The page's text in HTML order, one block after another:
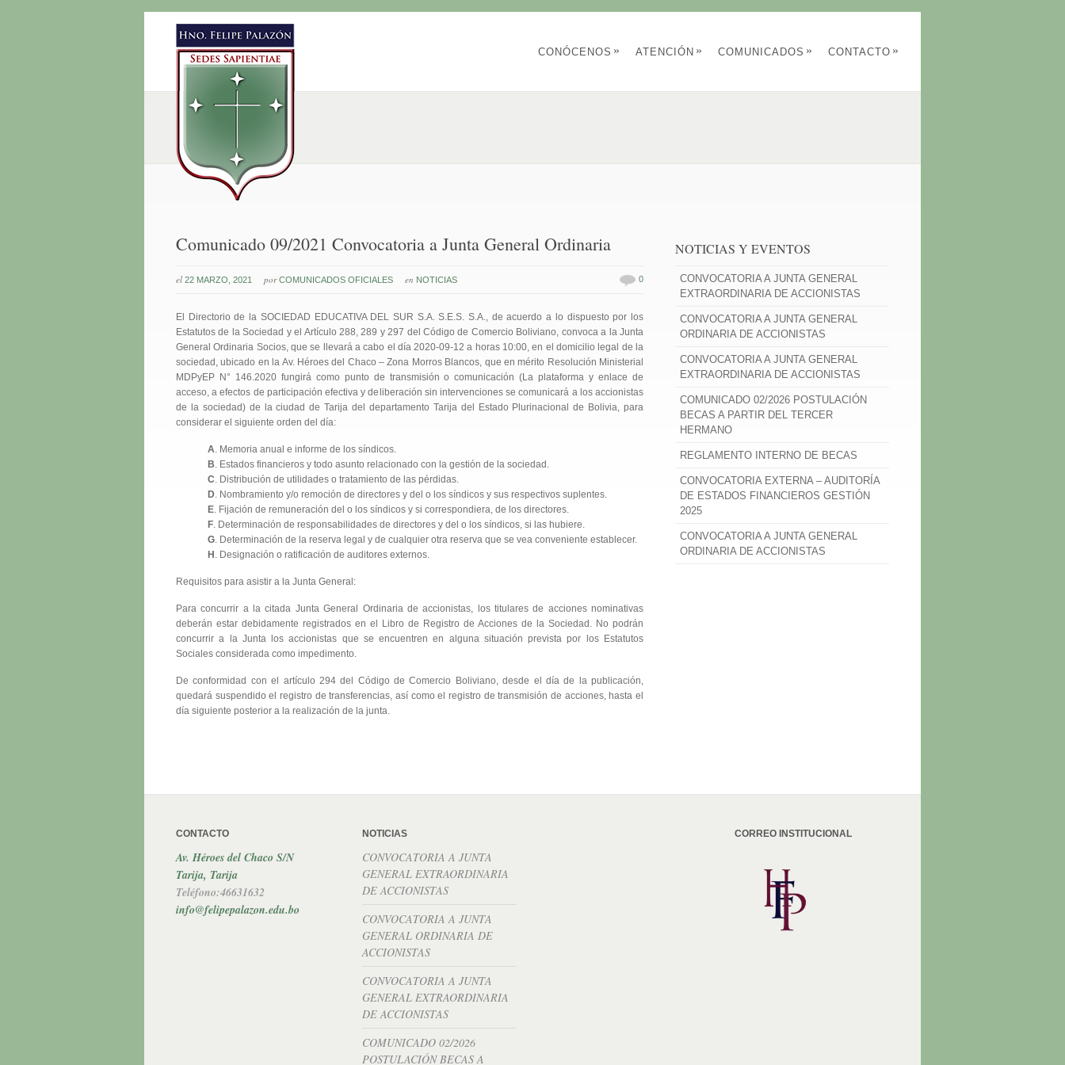
CONÓCENOS » ATENCIÓN » COMUNICADOS » CONTACTO »
Comunicado 09/2021 Convocatoria a Junta General Ordinaria
el 22 MARZO, 2021 por COMUNICADOS OFICIALES en NOTICIAS 0
El Directorio de la SOCIEDAD EDUCATIVA DEL SUR S.A. S.E.S. S.A., de acuerdo a lo dispuesto por los
Estatutos de la Sociedad y el Artículo 288, 289 y 297 del Código de Comercio Boliviano, convoca a la Junta
General Ordinaria Socios, que se llevará a cabo el día 2020-09-12 a horas 10:00, en el domicilio legal de la
sociedad, ubicado en la Av. Héroes del Chaco – Zona Morros Blancos, que en mérito Resolución Ministerial
MDPyEP N° 146.2020 fungirá como punto de transmisión o comunicación (La plataforma y enlace de
acceso, a efectos de participación efectiva y deliberación sin intervenciones se comunicará a los accionistas
de la sociedad) de la ciudad de Tarija del departamento Tarija del Estado Plurinacional de Bolivia, para
considerar el siguiente orden del día:
A. Memoria anual e informe de los síndicos.
B. Estados financieros y todo asunto relacionado con la gestión de la sociedad.
C. Distribución de utilidades o tratamiento de las pérdidas.
D. Nombramiento y/o remoción de directores y del o los síndicos y sus respectivos suplentes.
E. Fijación de remuneración del o los síndicos y si correspondiera, de los directores.
F. Determinación de responsabilidades de directores y del o los síndicos, si las hubiere.
G. Determinación de la reserva legal y de cualquier otra reserva que se vea conveniente establecer.
H . Designación o ratificación de auditores externos.
Requisitos para asistir a la Junta General:
Para concurrir a la citada Junta General Ordinaria de accionistas, los titulares de acciones nominativas
deberán estar debidamente registrados en el Libro de Registro de Acciones de la Sociedad. No podrán
concurrir a la Junta los accionistas que se encuentren en alguna situación prevista por los Estatutos
Sociales considerada como impedimento.
De conformidad con el artículo 294 del Código de Comercio Boliviano, desde el día de la publicación,
quedará suspendido el registro de transferencias, así como el registro de transmisión de acciones, hasta el
día siguiente posterior a la realización de la junta.
NOTICIAS Y EVENTOS
CONVOCATORIA A JUNTA GENERAL
EXTRAORDINARIA DE ACCIONISTAS
CONVOCATORIA A JUNTA GENERAL
ORDINARIA DE ACCIONISTAS
CONVOCATORIA A JUNTA GENERAL
EXTRAORDINARIA DE ACCIONISTAS
COMUNICADO 02/2026 POSTULACIÓN
BECAS A PARTIR DEL TERCER
HERMANO
REGLAMENTO INTERNO DE BECAS
CONVOCATORIA EXTERNA – AUDITORÍA
DE ESTADOS FINANCIEROS GESTIÓN
2025
CONVOCATORIA A JUNTA GENERAL
ORDINARIA DE ACCIONISTAS
CONTACTO
Av. Héroes del Chaco S/N
Tarija, Tarija
Teléfono:46631632
info@felipepalazon.edu.bo
NOTICIAS
CONVOCATORIA A JUNTA
GENERAL EXTRAORDINARIA
DE ACCIONISTAS
CONVOCATORIA A JUNTA
GENERAL ORDINARIA DE
ACCIONISTAS
CONVOCATORIA A JUNTA
GENERAL EXTRAORDINARIA
DE ACCIONISTAS
COMUNICADO 02/2026
POSTULACIÓN BECAS A
CORREO INSTITUCIONAL